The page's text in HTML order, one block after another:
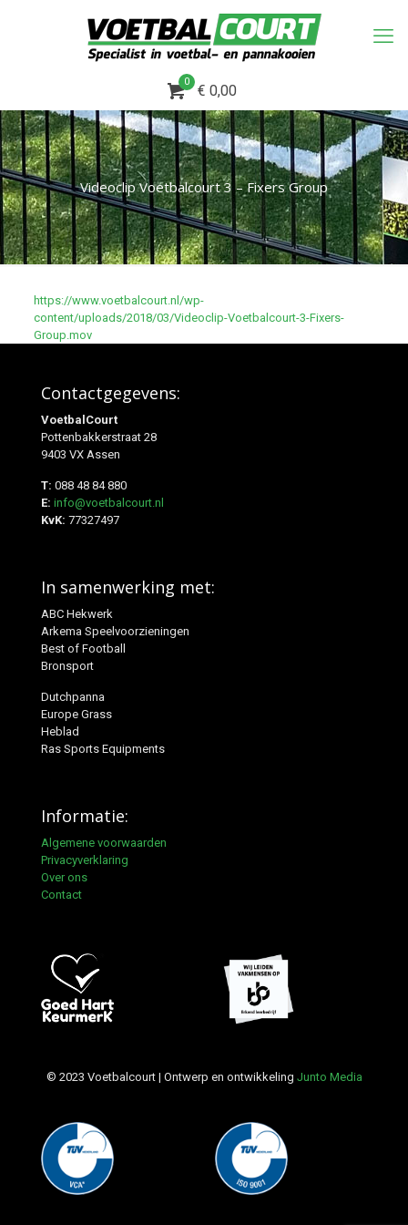
0
€ 0,00
Videoclip Voetbalcourt 3 – Fixers Group
https://www.voetbalcourt.nl/wp-
content/uploads/2018/03/Videoclip-Voetbalcourt-3-Fixers-
Group.mov
Contactgegevens:
VoetbalCourt
Pottenbakkerstraat 28
9403 VX Assen
T: 088 48 84 880
E: info@voetbalcourt.nl
KvK: 77327497
In samenwerking met:
ABC Hekwerk
Arkema Speelvoorzieningen
Best of Football
Bronsport
Dutchpanna
Europe Grass
Heblad
Ras Sports Equipments
Informatie:
Algemene voorwaarden
Privacyverklaring
Over ons
Contact
© 2023 Voetbalcourt | Ontwerp en ontwikkeling Junto Media